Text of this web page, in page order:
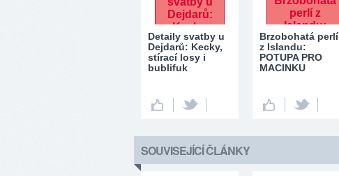
Detaily svatby u
Dejdarů: Kecky,
stírací losy i
bublifuk
Brzobohatá perlí
z Islandu:
POTUPA PRO
MACINKU
SOUVISEJÍCÍ ČLÁNKY